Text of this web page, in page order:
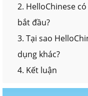
2. HelloChinese
bắt đầu?
3. Tại sao
dụng khác?
4. Kết luận